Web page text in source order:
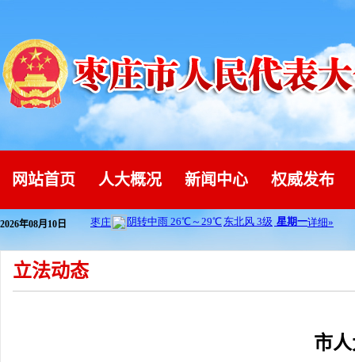
网站首页 人大概况 新闻中心 权威发布
2026年08月10日
立法动态
市